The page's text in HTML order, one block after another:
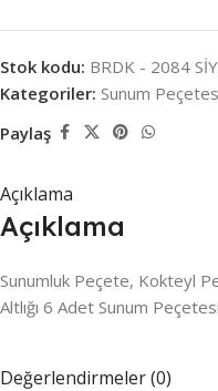
Stok kodu: BRDK - 2084
Kategoriler: Sunum
Paylaş
Açıklama
Açıklama
Sunumluk Peçete, Kokteyl
Altlığı 6 Adet Sunum Peçetesi
Değerlendirmeler (0)